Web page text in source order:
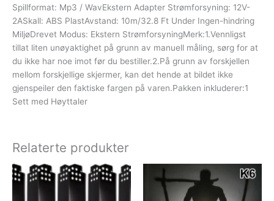
Spillformat: Mp3 / WavEkstern Adapter Strømforsyning: 12V-
2ASkall: ABS PlastAvstand: 10m/32.8 Ft Under Ingen-hindring
MiljøDrevet Modus: Ekstern StrømforsyningMerk:1.Vennligst
tillat liten unøyaktighet på grunn av manuell måling, sørg for at
du ikke har noe imot før du bestiller.2.På grunn av forskjellen
mellom forskjellige skjermer, kan det hende at bildet ikke
gjenspeiler den faktiske fargen på varen.Pakken inkluderer:1
Sett med Høyttaler
Relaterte produkter